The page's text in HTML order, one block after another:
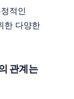
적인
한 다양한
관계는